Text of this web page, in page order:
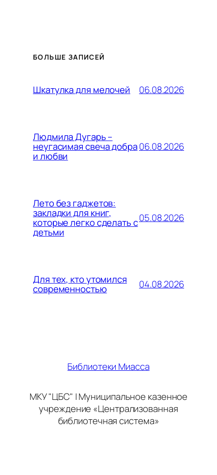
БОЛЬШЕ ЗАПИСЕЙ
Шкатулка для мелочей 06.08.2026
Людмила Дугарь –
неугасимая свеча добра
и любви
06.08.2026
Лето без гаджетов:
закладки для книг,
которые легко сделать с
детьми
05.08.2026
Для тех, кто утомился
современностью 04.08.2026
Библиотеки Миасса
МКУ "ЦБС" | Муниципальное казенное
учреждение «Централизованная
библиотечная система»